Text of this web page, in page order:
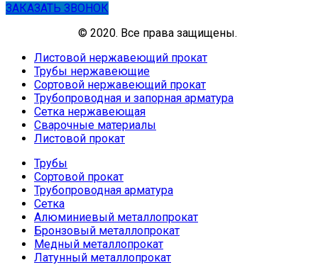
ЗАКАЗАТЬ ЗВОНОК
© 2020. Все права защищены.
Листовой нержавеющий прокат
Трубы нержавеющие
Сортовой нержавеющий прокат
Трубопроводная и запорная арматура
Сетка нержавеющая
Сварочные материалы
Листовой прокат
Трубы
Сортовой прокат
Трубопроводная арматура
Сетка
Алюминиевый металлопрокат
Бронзовый металлопрокат
Медный металлопрокат
Латунный металлопрокат